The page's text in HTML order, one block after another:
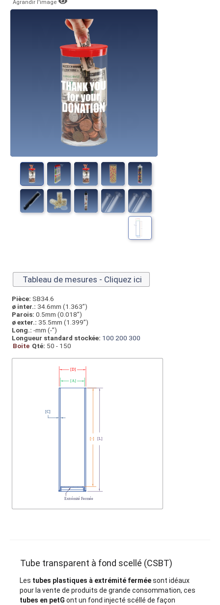
Agrandir l'image
Tableau de mesures - Cliquez ici
Pièce: SB34.6
ø inter.: 34.6mm (1.363”)
Parois: 0.5mm (0.018”)
ø exter.: 35.5mm (1.399”)
Long.: -mm (-”)
Longueur standard stockée: 100 200 300
Boite Qté: 50 - 150
Tube transparent à fond scellé (CSBT)
Les tubes plastiques à extrémité ferméesont idéaux
pour la vente de produits de grande consommation, ces
tubes en petG ont un fond injecté scéllé de façon